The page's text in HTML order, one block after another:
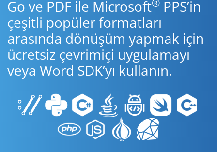
Go ve PDF ile Microsoft
PPS’in
çeşitli popüler formatları
arasında dönüşüm yapmak için
ücretsiz çevrimiçi uygulamayı
veya Word SDK’yı kullanın.